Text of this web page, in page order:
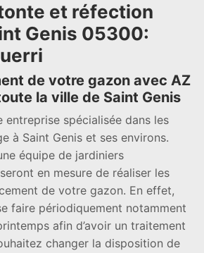
et réfection
Genis 05300:
de votre gazon avec AZ
la ville de Saint Genis
entreprise spécialisée dans les
à Saint Genis et ses environs.
équipe de jardiniers
en mesure de réaliser les
de votre gazon. En effet,
faire périodiquement notamment
afin d’avoir un traitement
changer la disposition de